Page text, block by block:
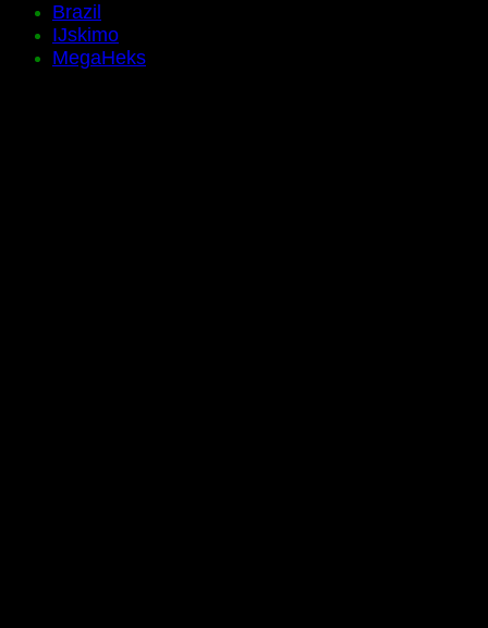
Brazil
IJskimo
MegaHeks